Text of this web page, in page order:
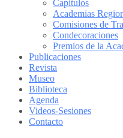
Capítulos
Academias
Comisiones de
Condecoraciones
Premios de la
Publicaciones
Revista
Museo
Biblioteca
Agenda
Videos-Sesiones
Contacto